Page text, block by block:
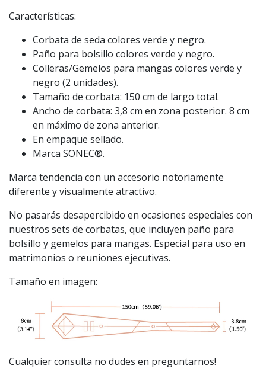
Características:
Corbata de seda colores verde y negro.
Paño para bolsillo colores verde y negro.
Colleras/Gemelos para mangas colores verde y
negro (2 unidades).
Tamaño de corbata: 150 cm de largo total.
Ancho de corbata: 3,8 cm en zona posterior. 8 cm
en máximo de zona anterior.
En empaque sellado.
Marca SONEC®.
Marca tendencia con un accesorio notoriamente
diferente y visualmente atractivo.
No pasarás desapercibido en ocasiones especiales con
nuestros sets de corbatas, que incluyen paño para
bolsillo y gemelos para mangas. Especial para uso en
matrimonios o reuniones ejecutivas.
Tamaño en imagen:
Cualquier consulta no dudes en preguntarnos!